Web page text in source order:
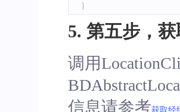
}
5. 第五步，
调用
信息请参考获取经